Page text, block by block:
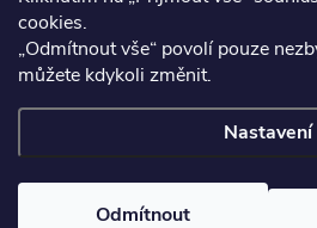
cookies.
„Odmítnout vše“ povolí pouze
můžete kdykoli změnit.
Nastavení
Odmítnout
Středa:
Sobota:8:00–10:00
cookies